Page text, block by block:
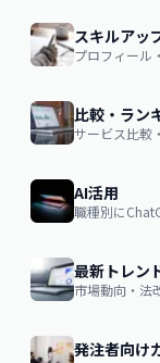
スキルアッ
プロフィール
比較・ラン
サービス比較
AI活用
最新トレン
市場動向・法
発注者向け